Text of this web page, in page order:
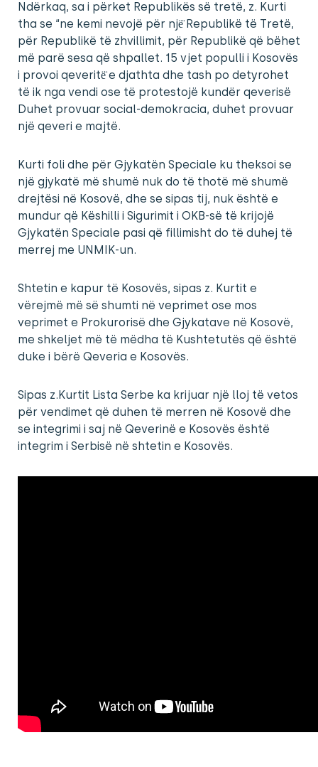
Ndërkaq, sa i përket Republikës së tretë, z. Kurti
tha se “ne kemi nevojë për një̈ Republikë të Tretë,
për Republikë të zhvillimit, për Republikë që bëhet
më parë sesa që shpallet. 15 vjet populli i Kosovës
i provoi qeveritë̈ e djathta dhe tash po detyrohet
të ik nga vendi ose të protestojë kundër qeverisë
Duhet provuar social-demokracia, duhet provuar
një qeveri e majtë.
Kurti foli dhe për Gjykatën Speciale ku theksoi se
një gjykatë më shumë nuk do të thotë më shumë
drejtësi në Kosovë, dhe se sipas tij, nuk është e
mundur që Këshilli i Sigurimit i OKB-së të krijojë
Gjykatën Speciale pasi që fillimisht do të duhej të
merrej me UNMIK-un.
Shtetin e kapur të Kosovës, sipas z. Kurtit e
vërejmë më së shumti në veprimet ose mos
veprimet e Prokurorisë dhe Gjykatave në Kosovë,
me shkeljet më të mëdha të Kushtetutës që është
duke i bërë Qeveria e Kosovës.
Sipas z.Kurtit Lista Serbe ka krijuar një lloj të vetos
për vendimet që duhen të merren në Kosovë dhe
se integrimi i saj në Qeverinë e Kosovës është
integrim i Serbisë në shtetin e Kosovës.